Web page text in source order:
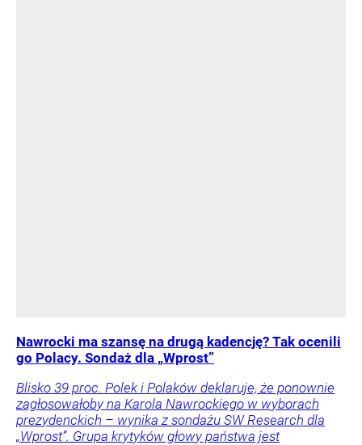
Nawrocki ma szansę na drugą kadencję? Tak ocenili
go Polacy. Sondaż dla „Wprost”
Blisko 39 proc. Polek i Polaków deklaruje, że ponownie
zagłosowałoby na Karola Nawrockiego w wyborach
prezydenckich – wynika z sondażu SW Research dla
„Wprost”. Grupa krytyków głowy państwa jest